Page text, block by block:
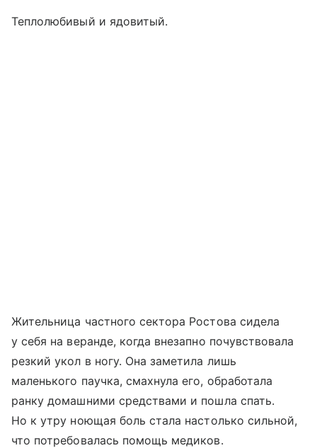
Теплолюбивый и ядовитый.
Жительница частного сектора Ростова сидела
у себя на веранде, когда внезапно почувствовала
резкий укол в ногу. Она заметила лишь
маленького паучка, смахнула его, обработала
ранку домашними средствами и пошла спать.
Но к утру ноющая боль стала настолько сильной,
что потребовалась помощь медиков.